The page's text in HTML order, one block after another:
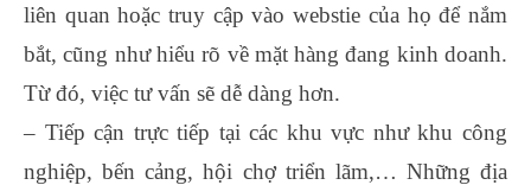
liên quan hoặc truy cập vào webstie của họ để nắm
bắt, cũng như hiểu rõ về mặt hàng đang kinh doanh.
Từ đó, việc tư vấn sẽ dễ dàng hơn.
– Tiếp cận trực tiếp tại các khu vực như khu công
nghiệp, bến cảng, hội chợ triển lãm,… Những địa